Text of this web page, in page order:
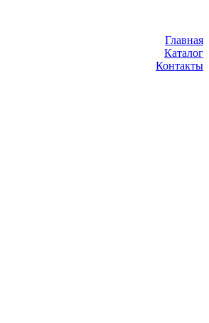
Главная
Каталог
Контакты